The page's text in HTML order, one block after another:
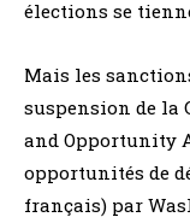
élections se
Mais les
suspension de la
and Opportunity
opportunités de
français) par